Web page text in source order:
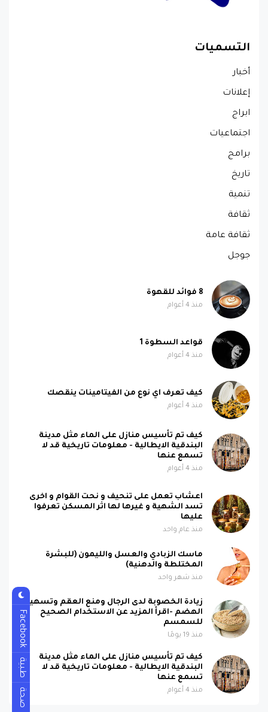
التسميات
أخبار
إعلانات
ابراج
اجتماعيات
برامج
تاريخ
تنمية
ثقافة
ثقافة عامة
جوجل
8 فوائد للقهوة
منذ 4 أعوام
قواعد السطوة 1
منذ 4 أعوام
كيف تعرف اي نوع من الفيتامينات ينقصك
منذ 4 أعوام
كيف تم تأسيس منازل على الماء مثل مدينة
البندقية الايطالية - معلومات تاريخية قد لا
تسمع عنها
منذ 4 أعوام
اعشاب تعمل على تنحيف و نحت القوام و اخرى
تسد الشهية و غيرها لها اثر المسكن تعرفوا
عليها
منذ عام واحد
ماسك الزبادي والعسل والليمون (للبشرة
المختلطة والدهنية)
منذ شهر واحد
زيادة الخصوبة لدى الرجال ومنع العقم وتسهيل
الهضم -اقرأ المزيد عن الاستخدام الصحيح
للسمسم
منذ 19 يومًا
كيف تم تأسيس منازل على الماء مثل مدينة
البندقية الايطالية - معلومات تاريخية قد لا
تسمع عنها
منذ 4 أعوام
Facebook
طبية
صحة